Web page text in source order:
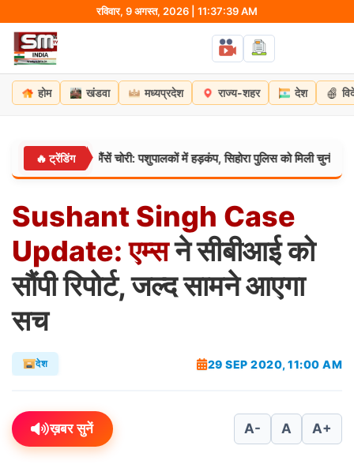
content
रविवार, 9 अगस्त, 2026 | 11:37:40 AM
होम खंडवा मध्यप्रदेश राज्य-शहर देश
🔥 ट्रेंडिंग
की 4 भैंसें चोरी: पशुपालकों में हड़कंप, सिहोरा पुलिस को मिली चुनौती
Sushant Singh Case
Update: एम्सने सीबीआई को
सौंपी रिपोर्ट, जल्द सामने आएगा
सच
देश 29 SEP 2020, 11:00 AM
ख़बर सुनें A- A A+